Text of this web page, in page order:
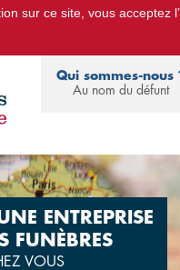
Obsèques :devis
Qui sommes-nous
Au nom du défunt
ENTREPRISE
FUNÈBRES
VOUS
sur ce site, vous